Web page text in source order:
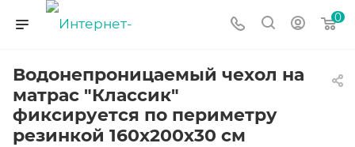
0
Водонепроницаемый чехол на
матрас "Классик"
фиксируется по периметру
резинкой 160х200х30 см